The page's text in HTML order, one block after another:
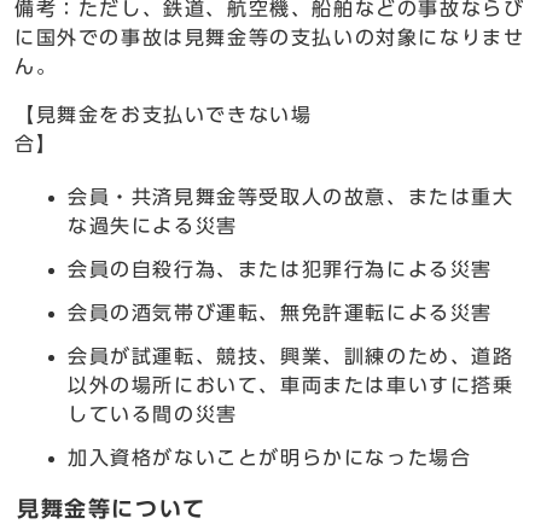
備考：ただし、鉄道、航空機、船舶などの事故ならび
に国外での事故は見舞金等の支払いの対象になりませ
ん。
【見舞金をお支払いできない場
合】
会員・共済見舞金等受取人の故意、または重大
な過失による災害
会員の自殺行為、または犯罪行為による災害
会員の酒気帯び運転、無免許運転による災害
会員が試運転、競技、興業、訓練のため、道路
以外の場所において、車両または車いすに搭乗
している間の災害
加入資格がないことが明らかになった場合
見舞金等について